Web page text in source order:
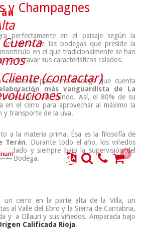
perfectamente en el paisaje según la
del barrio de las bodegas que preside la
en el que tradicionalmente se han
excavar sus característicos calados.
concebida para una bodega que cuenta
más vanguardista de La
del mundo. Así, el 80% de su
en el cerro para aprovechar al máximo la
y transporte de la uva.
a la materia prima. Ésa es la filosofía de
Terán. Durante todo el año, los viñedos
y siempre bajo la supervisión del
la Bodega.
un cerro en la parte alta de la Villa, un
al Valle del Ebro y la Sierra de Cantabria,
y a Ollauri y sus viñedos. Amparada bajo
Calificada Rioja.
y Champagnes
(contactar)
0